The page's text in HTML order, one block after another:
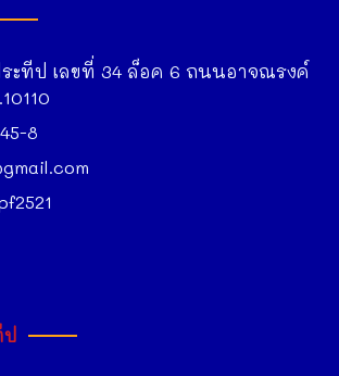
ะทีป เลขที่ 34 ล็อค 6 ถนนอาจณรงค์
8